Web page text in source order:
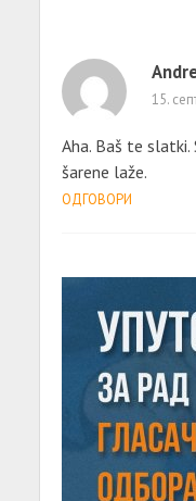
15.
Aha. Baš te slatki.
šarene laže.
ОДГОВОРИ